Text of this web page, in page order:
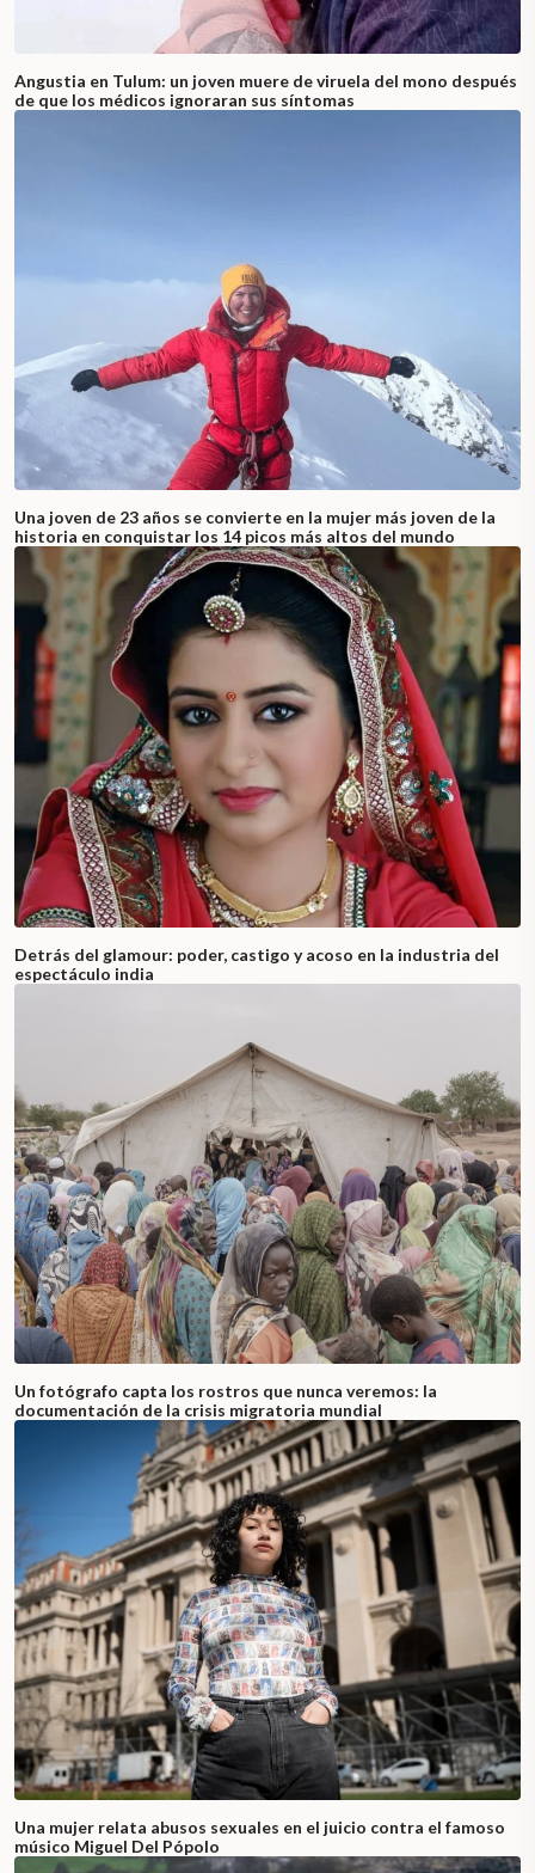
Angustia en Tulum: un joven muere de viruela del mono después
de que los médicos ignoraran sus síntomas
Una joven de 23 años se convierte en la mujer más joven de la
historia en conquistar los 14 picos más altos del mundo
Detrás del glamour: poder, castigo y acoso en la industria del
espectáculo india
Un fotógrafo capta los rostros que nunca veremos: la
documentación de la crisis migratoria mundial
Una mujer relata abusos sexuales en el juicio contra el famoso
músico Miguel Del Pópolo